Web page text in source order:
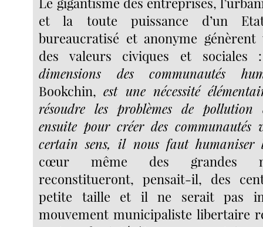
et la toute puissance d’un
bureaucratisé et anonyme
des valeurs civiques et
dimensions des communautés
Bookchin,est une nécessité
résoudre les problèmes de
ensuite pour créer des communautés
certain sens, il nous faut humaniser
cœur même des grandes
reconstitueront, pensait-il, des
petite taille et il ne serait pas
mouvement municipaliste libertaire